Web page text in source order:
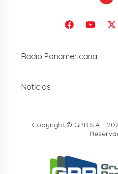
Radio Panamericana
Noticias
Copyright © GPR S.A. |